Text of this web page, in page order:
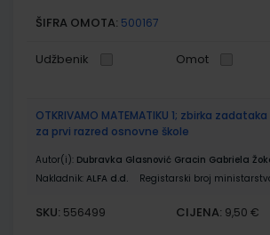
ŠIFRA OMOTA: 500167
Udžbenik Omot
OTKRIVAMO MATEMATIKU 1; zbirka
za prvi razred osnovne škole
Autor(i): Dubravka Glasnović Gracin Gabriela
Nakladnik: ALFA d.d. Registarski broj
SKU: 556499 CIJENA: 9,50 €